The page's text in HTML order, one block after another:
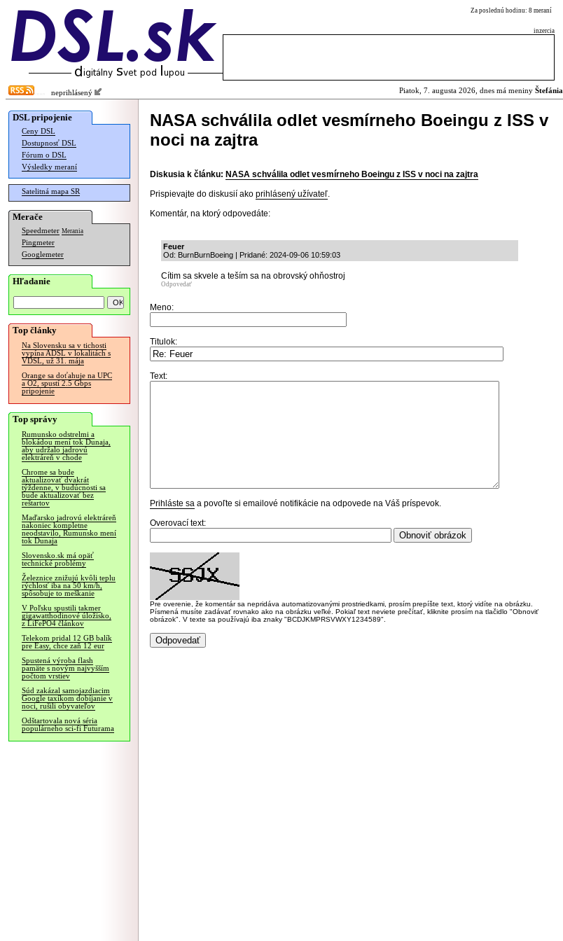
Za poslednú hodinu: 8 meraní
inzercia
neprihlásený Piatok, 7. augusta 2026, dnes má meniny Štefánia
DSL pripojenie
Ceny DSL
Dostupnosť DSL
Fórum o DSL
Výsledky meraní
Satelitná mapa SR
Merače
Speedmeter Merania
Pingmeter
Googlemeter
Hľadanie
Top články
Na Slovensku sa v tichosti
vypína ADSL v lokalitách s
VDSL, už 31. mája
Orange sa doťahuje na UPC
a O2, spustí 2.5 Gbps
pripojenie
Top správy
Rumunsko odstrelmi a
blokádou mení tok Dunaja,
aby udržalo jadrovú
elektráreň v chode
Chrome sa bude
aktualizovať dvakrát
týždenne, v budúcnosti sa
bude aktualizovať bez
reštartov
Maďarsko jadrovú elektráreň
nakoniec kompletne
neodstavilo, Rumunsko mení
tok Dunaja
Slovensko.sk má opäť
technické problémy
Železnice znižujú kvôli teplu
rýchlosť iba na 50 km/h,
spôsobuje to meškanie
V Poľsku spustili takmer
gigawatthodinové úložisko,
z LiFePO4 článkov
Telekom pridal 12 GB balík
pre Easy, chce zaň 12 eur
Spustená výroba flash
pamäte s novým najvyšším
počtom vrstiev
Súd zakázal samojazdiacim
Google taxíkom dobíjanie v
noci, rušili obyvateľov
Odštartovala nová séria
populárneho sci-fi Futurama
NASA schválila odlet vesmírneho Boeingu z ISS v
noci na zajtra
Diskusia k článku: NASA schválila odlet vesmírneho Boeingu z ISS v noci na zajtra
Prispievajte do diskusií ako prihlásený užívateľ.
Komentár, na ktorý odpovedáte:
Feuer
Od: BurnBurnBoeing | Pridané: 2024-09-06 10:59:03
Cítim sa skvele a teším sa na obrovský ohňostroj
Odpovedať
Meno:
Titulok:
Text:
Prihláste sa a povoľte si emailové notifikácie na odpovede na Váš príspevok.
Overovací text:
Pre overenie, že komentár sa nepridáva automatizovanými prostriedkami, prosím prepíšte text, ktorý vidíte na obrázku.
Písmená musíte zadávať rovnako ako na obrázku veľké. Pokiaľ text neviete prečítať, kliknite prosím na tlačidlo "Obnoviť
obrázok". V texte sa používajú iba znaky "BCDJKMPRSVWXY1234589".